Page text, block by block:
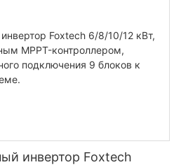
инвертор Foxtech